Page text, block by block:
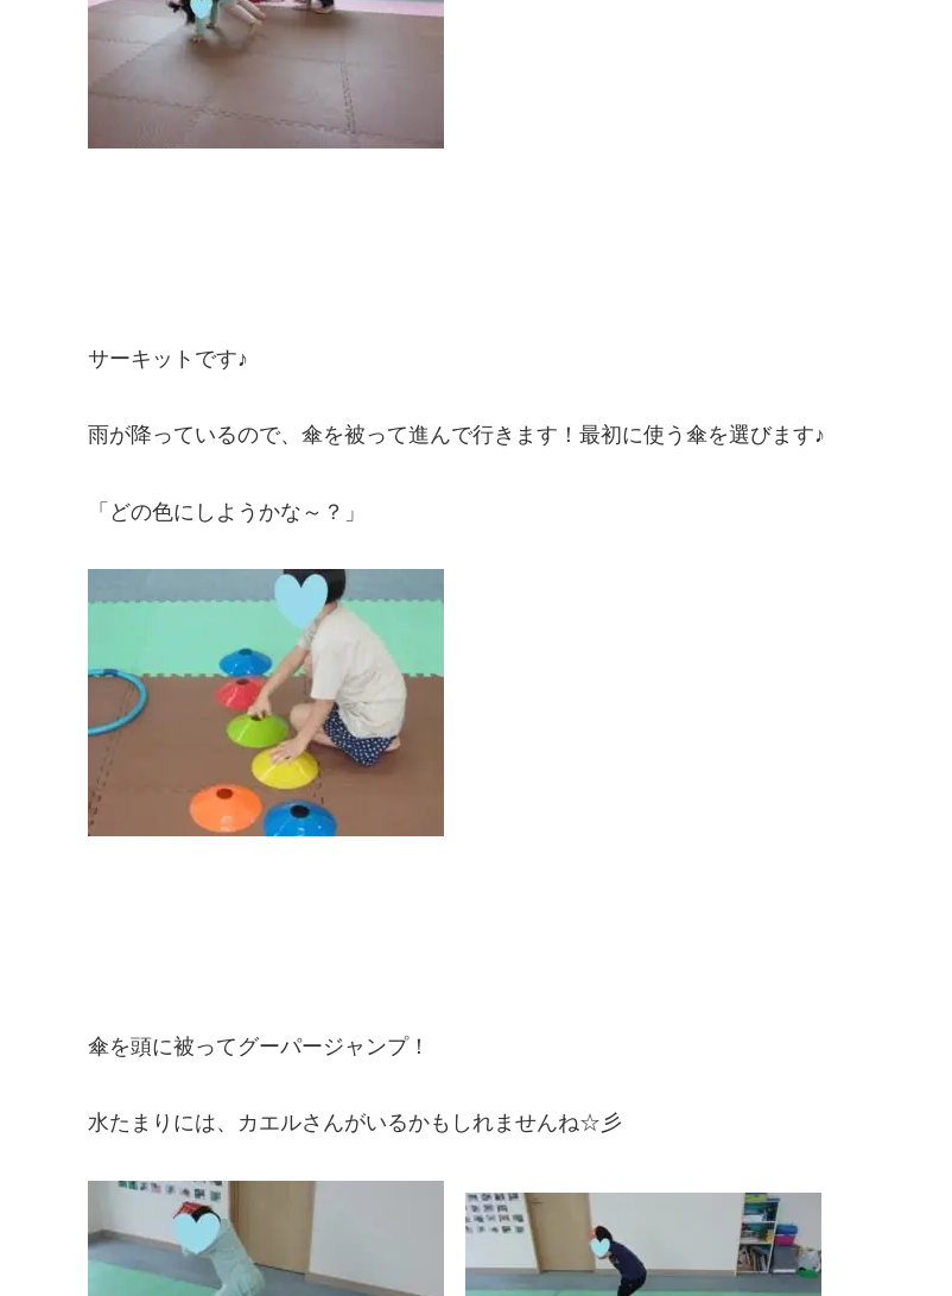
サーキットです♪
雨が降っているので、傘を被って進んで行きます！最初に使う傘を選びます♪
「どの色にしようかな～？」
傘を頭に被ってグーパージャンプ！
水たまりには、カエルさんがいるかもしれませんね☆彡